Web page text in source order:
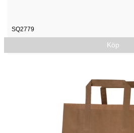
SQ2779
Köp